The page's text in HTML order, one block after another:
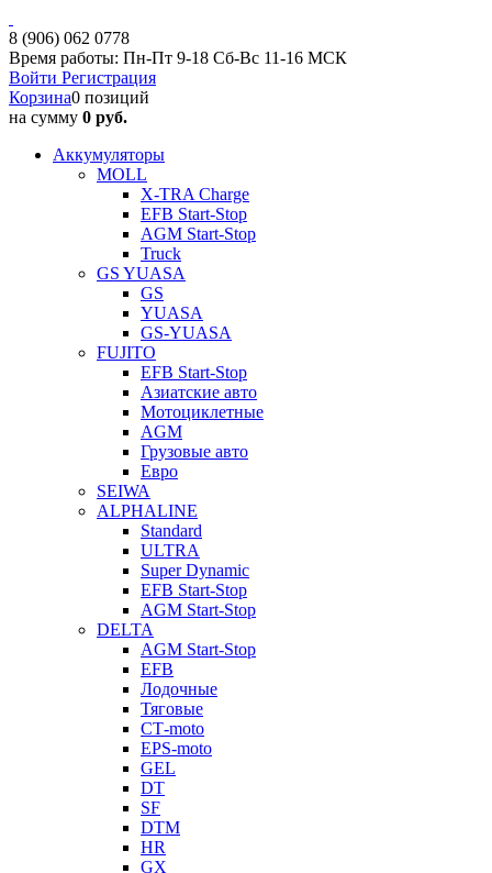
8 (906) 062 0778
Время работы: Пн-Пт 9-18 Сб-Вс 11-16 МСК
Войти Регистрация
Корзина0 позиций
на сумму 0 руб.
Аккумуляторы
MOLL
X-TRA Charge
EFB Start-Stop
AGM Start-Stop
Truck
GS YUASA
GS
YUASA
GS-YUASA
FUJITO
EFB Start-Stop
Азиатские авто
Мотоциклетные
AGM
Грузовые авто
Евро
SEIWA
ALPHALINE
Standard
ULTRA
Super Dynamic
EFB Start-Stop
AGM Start-Stop
DELTA
AGM Start-Stop
EFB
Лодочные
Тяговые
СТ-moto
EPS-moto
GEL
DT
SF
DTM
HR
GX